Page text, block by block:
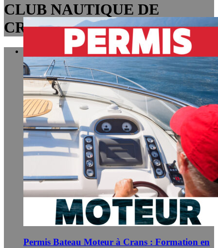
CLUB NAUTIQUE DE
CRANS
Permis Bateau Moteur à Crans : Formation en